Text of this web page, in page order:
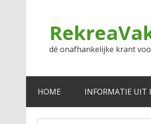
dé onafhankelijke krant
HOME INFORMATIE UIT